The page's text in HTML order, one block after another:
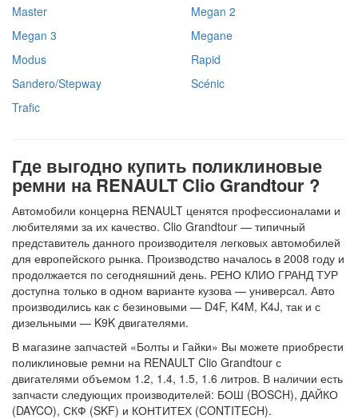
Master
Megan 2
Megan 3
Megane
Modus
Rapid
Sandero/Stepway
Scénic
Trafic
Где выгодно купить поликлиновые
ремни на RENAULT Clio Grandtour ?
Автомобили концерна RENAULT ценятся профессионалами и
любителями за их качество. Clio Grandtour — типичный
представитель данного производителя легковых автомобилей
для европейского рынка. Производство началось в 2008 году и
продолжается по сегодняшний день. РЕНО КЛИО ГРАНД ТУР
доступна только в одном варианте кузова — универсал. Авто
производились как с безиновыми — D4F, K4M, K4J, так и с
дизельными — K9K двигателями.
В магазине запчастей «Болты и Гайки» Вы можете приобрести
поликлиновые ремни на RENAULT Clio Grandtour с
двигателями объемом 1.2, 1.4, 1.5, 1.6 литров. В наличии есть
запчасти следующих производителей: БОШ (BOSCH), ДАЙКО
(DAYCO), СКФ (SKF) и КОНТИТЕХ (CONTITECH).